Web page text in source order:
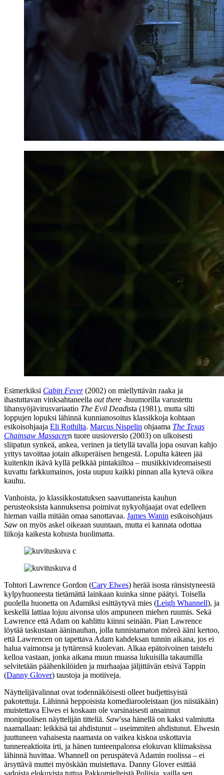
Esimerkiksi Cabin Fever(2002) on miellyttävän raaka ja
ihastuttavan vinksahtaneella out there ‑huumorilla varustettu
lihansyöjävirusvariaatio The Evil Deadista (1981), mutta silti
loppujen lopuksi lähinnä kunnianosoitus klassikkoja kohtaan
esikoisohjaaja Eli Rothilta. Marcus Nispelin ohjaama The Texas
Chainsaw Massacren tuore uusioversio (2003) on ulkoisesti
sliipatun synkeä, ankea, verinen ja tietyllä tavalla jopa osuvan kahjo
yritys tavoittaa jotain alkuperäisen hengestä. Lopulta käteen jää
kuitenkin ikävä kyllä pelkkää pintakiiltoa – musiikkivideomaisesti
kuvattu farkkumainos, josta uupuu kaikki pinnan alla kytevä oikea
kauhu.
Vanhoista, jo klassikkostatuksen saavuttaneista kauhun
perusteoksista kannuksensa poimivat nykyohjaajat ovat edelleen
hieman vailla mitään omaa sanottavaa. James Wanin esikoisohjaus
Saw on myös askel oikeaan suuntaan, mutta ei kannata odottaa
liikoja kaikesta kohusta huolimatta.
Tohtori Lawrence Gordon (Cary Elwes) herää isosta ränsistyneestä
kylpyhuoneesta tietämättä lainkaan kuinka sinne päätyi. Toisella
puolella huonetta on Adamiksi esittäytyvä mies (Leigh Whannell), ja
keskellä lattiaa lojuu aivonsa ulos ampuneen miehen ruumis. Sekä
Lawrence että Adam on kahlittu kiinni seinään. Pian Lawrence
löytää taskustaan ääninauhan, jolla tunnistamaton möreä ääni kertoo,
että Lawrencen on tapettava Adam kahdeksan tunnin aikana, jos ei
halua vaimonsa ja tyttärensä kuolevan. Alkaa epätoivoinen taistelu
kelloa vastaan, jonka aikana muun muassa lukuisilla takaumilla
selvitetään päähenkilöiden ja murhaajaa jäljittävän etsivä Tappin
(Danny Glover) taustoja ja motiiveja.
Näyttelijävalinnat ovat todennäköisesti olleet budjettisyistä
pakotettuja. Lähinnä heppoisista komediarooleistaan (jos niistäkään)
muistettava Elwes ei koskaan ole varsinaisesti ansainnut
monipuolisen näyttelijän titteliä. Saw'ssa hänellä on kaksi valmiutta
naamallaan: leikkisä tai ahdistunut – useimmiten ahdistunut. Elwesin
juuttuneen vahaisesta naamasta on vaikea kiskoa uskottavia
tunnereaktioita irti, ja hänen tunteenpalonsa elokuvan kliimaksissa
lähinnä huvittaa. Whannell on peruspätevä Adamin roolissa – ei
ärsyttävä muttei myöskään muistettava. Danny Glover esittää
sadoista elokuvista tuttua Pakkomielteistä Poliisia, vailla sen